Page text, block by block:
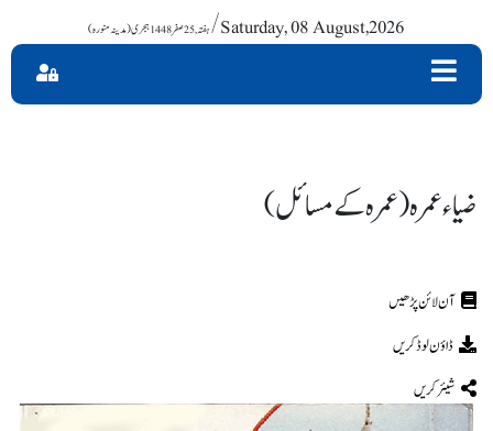
/ Saturday, 08 August,2026
ضیاء عمرہ (عمرہ کے مسائل)
ڈاؤن لوڈ کریں
شیئر کریں